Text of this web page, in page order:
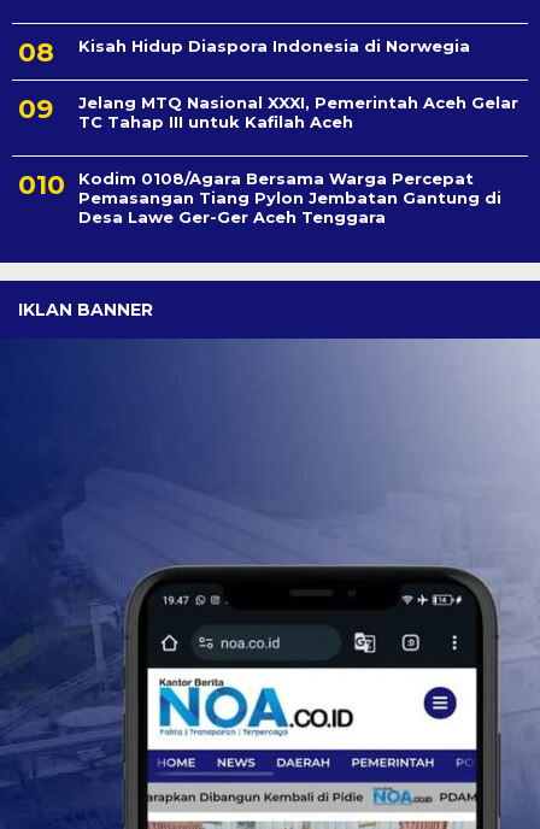
Kisah Hidup Diaspora Indonesia di Norwegia
Jelang MTQ Nasional XXXI, Pemerintah Aceh Gelar
TC Tahap III untuk Kafilah Aceh
Kodim 0108/Agara Bersama Warga Percepat
Pemasangan Tiang Pylon Jembatan Gantung di
Desa Lawe Ger-Ger Aceh Tenggara
IKLAN BANNER